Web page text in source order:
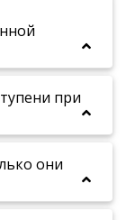
при
они